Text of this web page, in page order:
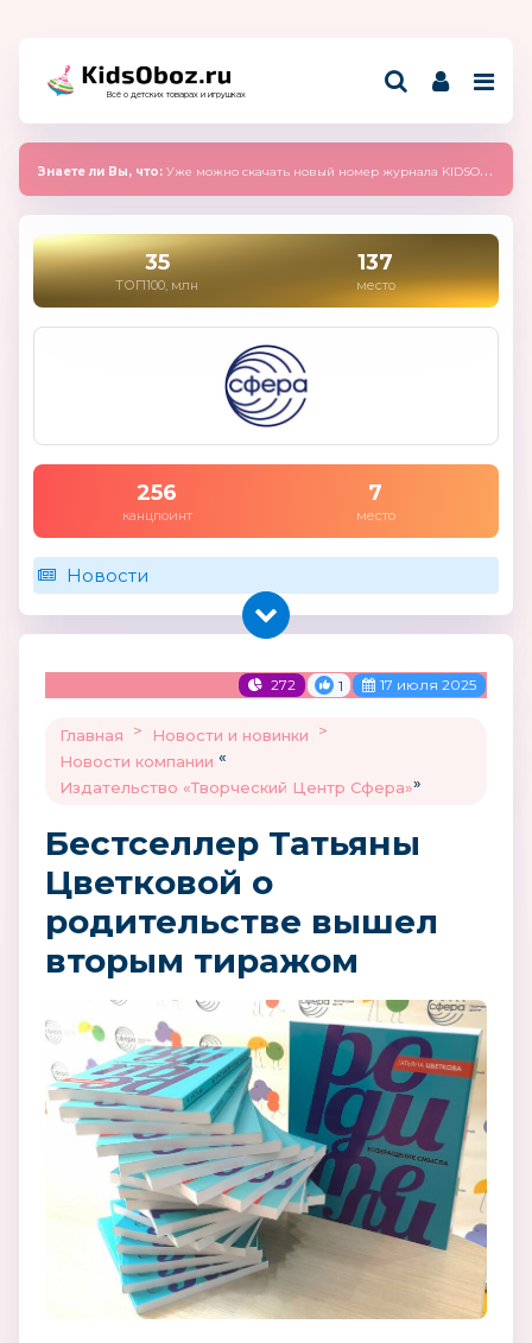
Всё о детских товарах и игрушках
Знаете ли Вы, что: Уже можно скачать новый номер журнала KIDSOBOZ 2025 (сентябрь)
35
ТОП100, млн
137
место
256
канцпоинт
7
место
Новости
272 1 17 июля 2025
Главная > Новости и новинки
>
Новости компании «
Издательство «Творческий Центр Сфера»»
Бестселлер Татьяны
Цветковой о
родительстве вышел
вторым тиражом